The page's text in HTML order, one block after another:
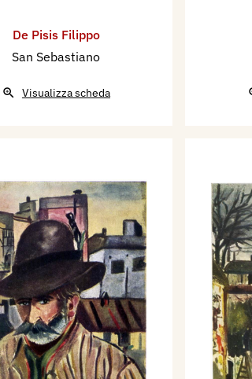
De Pisis Filippo
San Sebastiano
Visualizza scheda